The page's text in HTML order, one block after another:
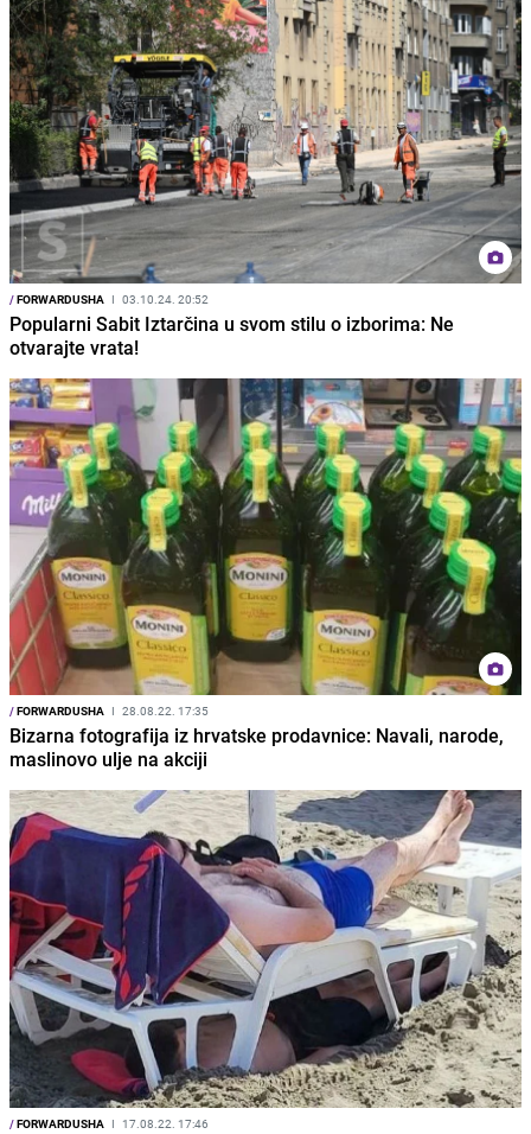
/FORWARDUSHA I 03.10.24. 20:52
Popularni Sabit Iztarčina u svom stilu o izborima: Ne
otvarajte vrata!
/FORWARDUSHA I 28.08.22. 17:35
Bizarna fotografija iz hrvatske prodavnice: Navali, narode,
maslinovo ulje na akciji
/FORWARDUSHA I 17.08.22. 17:46